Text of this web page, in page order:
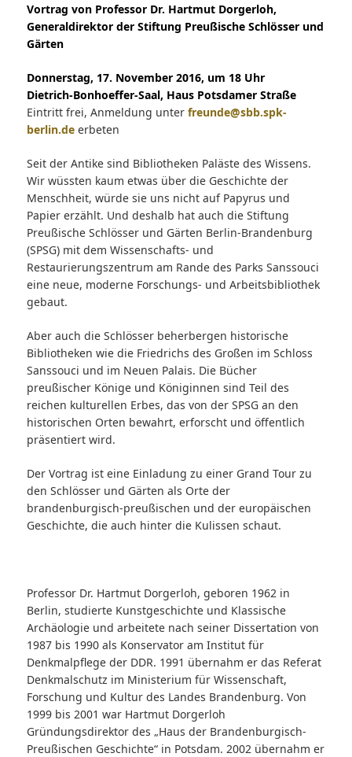
Vortrag von Professor Dr. Hartmut Dorgerloh,
Generaldirektor der Stiftung Preußische Schlösser und
Gärten
Donnerstag, 17. November 2016, um 18 Uhr
Dietrich-Bonhoeffer-Saal, Haus Potsdamer Straße
Eintritt frei, Anmeldung unter freunde@sbb.spk-
berlin.deerbeten
Seit der Antike sind Bibliotheken Paläste des Wissens.
Wir wüssten kaum etwas über die Geschichte der
Menschheit, würde sie uns nicht auf Papyrus und
Papier erzählt. Und deshalb hat auch die Stiftung
Preußische Schlösser und Gärten Berlin-Brandenburg
(SPSG) mit dem Wissenschafts- und
Restaurierungszentrum am Rande des Parks Sanssouci
eine neue, moderne Forschungs- und Arbeitsbibliothek
gebaut.
Aber auch die Schlösser beherbergen historische
Bibliotheken wie die Friedrichs des Großen im Schloss
Sanssouci und im Neuen Palais. Die Bücher
preußischer Könige und Königinnen sind Teil des
reichen kulturellen Erbes, das von der SPSG an den
historischen Orten bewahrt, erforscht und öffentlich
präsentiert wird.
Der Vortrag ist eine Einladung zu einer Grand Tour zu
den Schlösser und Gärten als Orte der
brandenburgisch-preußischen und der europäischen
Geschichte, die auch hinter die Kulissen schaut.
Professor Dr. Hartmut Dorgerloh, geboren 1962 in
Berlin, studierte Kunstgeschichte und Klassische
Archäologie und arbeitete nach seiner Dissertation von
1987 bis 1990 als Konservator am Institut für
Denkmalpflege der DDR. 1991 übernahm er das Referat
Denkmalschutz im Ministerium für Wissenschaft,
Forschung und Kultur des Landes Brandenburg. Von
1999 bis 2001 war Hartmut Dorgerloh
Gründungsdirektor des „Haus der Brandenburgisch-
Preußischen Geschichte“ in Potsdam. 2002 übernahm er